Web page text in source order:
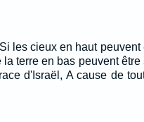
les cieux en haut peuvent
terre en bas peuvent être
d'Israël, A cause de